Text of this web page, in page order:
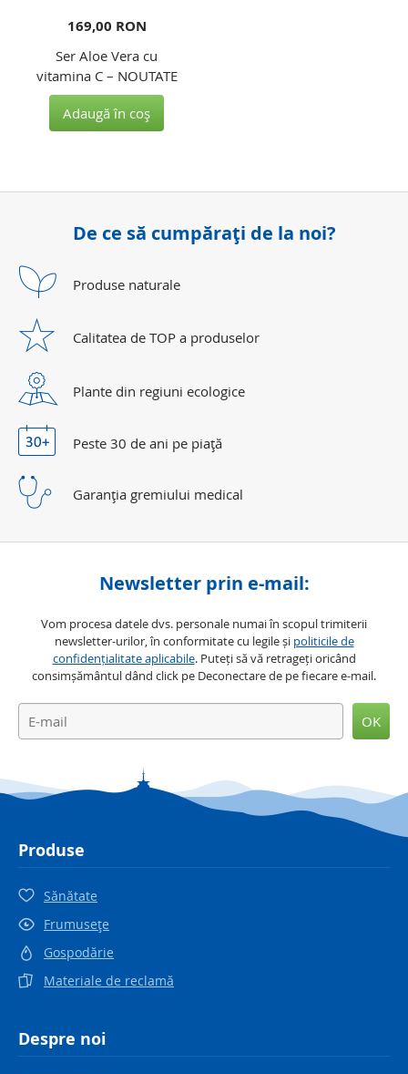
169,00 RON
Ser Aloe Vera cu
vitamina C – NOUTATE
Adaugă în coş
De ce să cumpăraţi de la noi?
Produse naturale
Calitatea de TOP a produselor
Plante din regiuni ecologice
Peste 30 de ani pe piaţă
Garanţia gremiului medical
Newsletter prin e-mail:
Vom procesa datele dvs. personale numai în scopul trimiterii
newsletter-urilor, în conformitate cu legile și politicile de
confidențialitate aplicabile. Puteți să vă retrageți oricând
consimșământul dând click pe Deconectare de pe fiecare e-mail.
OK
Produse
Sănătate
Frumuseţe
Gospodărie
Materiale de reclamă
Despre noi